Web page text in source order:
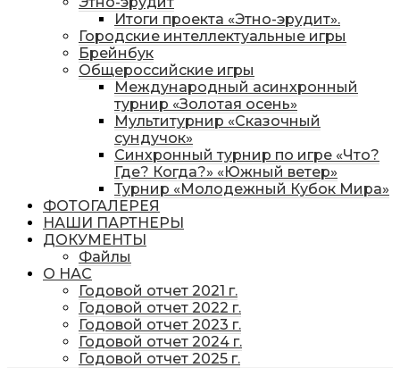
Итоги проекта «Этно-эрудит».
Городские интеллектуальные игры
Брейнбук
Общероссийские игры
Международный асинхронный
турнир «Золотая осень»
Мультитурнир «Сказочный
сундучок»
Синхронный турнир по игре «Что?
Где? Когда?» «Южный ветер»
Турнир «Молодежный Кубок Мира»
ФОТОГАЛЕРЕЯ
НАШИ ПАРТНЕРЫ
ДОКУМЕНТЫ
Файлы
О НАС
Годовой отчет 2021 г.
Годовой отчет 2022 г.
Годовой отчет 2023 г.
Годовой отчет 2024 г.
Годовой отчет 2025 г.